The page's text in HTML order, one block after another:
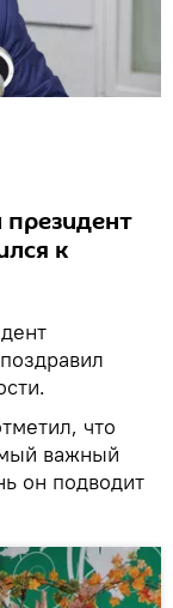
президент
к
что
важный
он подводит